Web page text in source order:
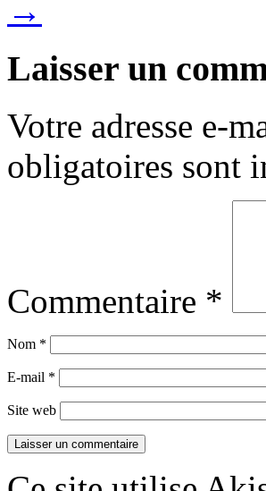
→
Laisser un
Votre adresse e-
obligatoires sont
Commentaire *
Nom *
E-mail *
Site web